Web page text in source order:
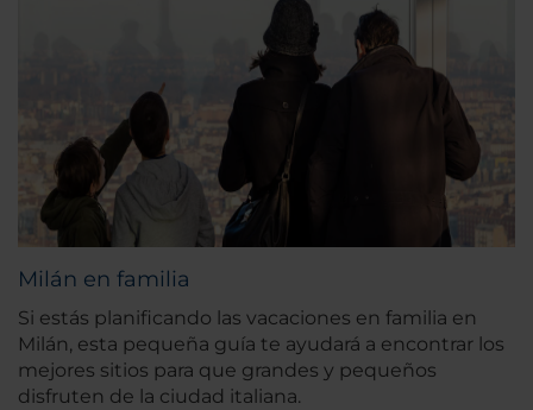
Milán en familia
Si estás planificando las vacaciones en familia en
Milán, esta pequeña guía te ayudará a encontrar los
mejores sitios para que grandes y pequeños
disfruten de la ciudad italiana.